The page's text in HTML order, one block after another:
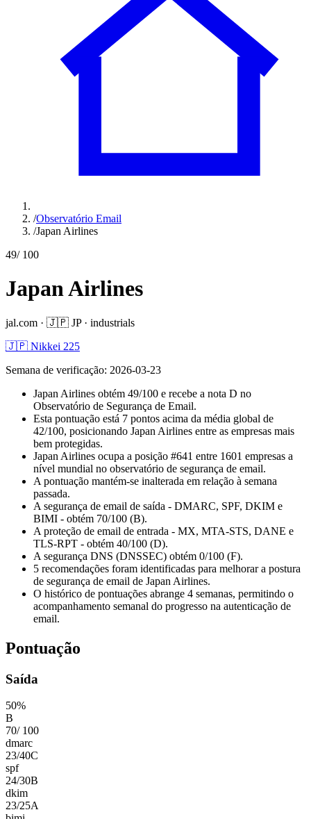
/Observatório Email
/Japan Airlines
49/ 100
Japan Airlines
jal.com · 🇯🇵 JP· industrials
🇯🇵 Nikkei 225
Semana de verificação: 2026-03-23
Japan Airlines obtém 49/100 e recebe a nota D no
Observatório de Segurança de Email.
Esta pontuação está 7 pontos acima da média global de
42/100, posicionando Japan Airlines entre as empresas mais
bem protegidas.
Japan Airlines ocupa a posição #641 entre 1601 empresas a
nível mundial no observatório de segurança de email.
A pontuação mantém-se inalterada em relação à semana
passada.
A segurança de email de saída - DMARC, SPF, DKIM e
BIMI - obtém 70/100 (B).
A proteção de email de entrada - MX, MTA-STS, DANE e
TLS-RPT - obtém 40/100 (D).
A segurança DNS (DNSSEC) obtém 0/100 (F).
5 recomendações foram identificadas para melhorar a postura
de segurança de email de Japan Airlines.
O histórico de pontuações abrange 4 semanas, permitindo o
acompanhamento semanal do progresso na autenticação de
email.
Pontuação
Saída
50%
B
70/ 100
dmarc
23/40C
spf
24/30B
dkim
23/25A